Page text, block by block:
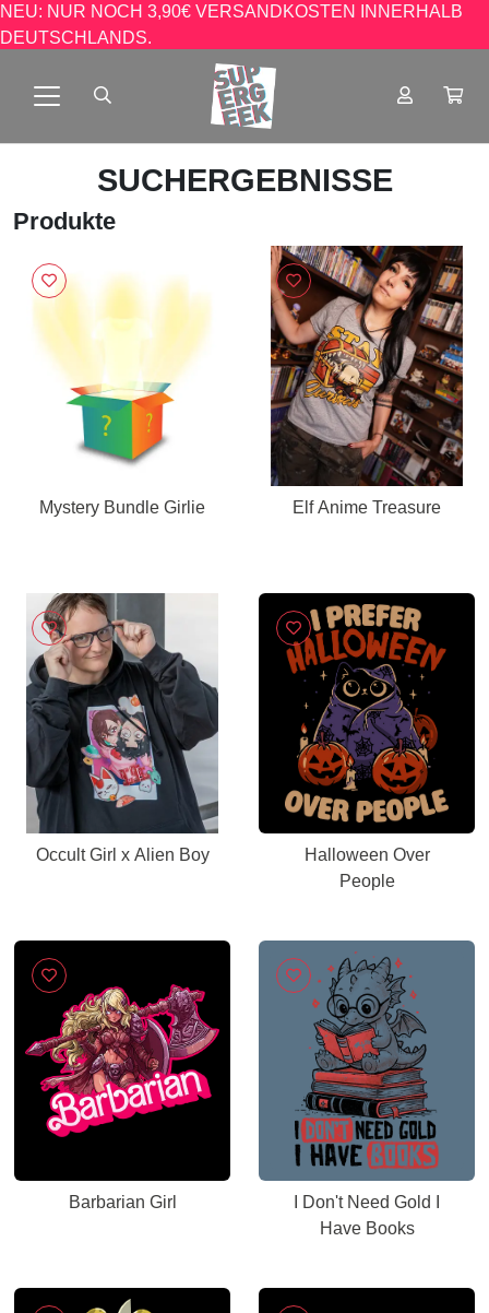
NEU: NUR NOCH 3,90€ VERSANDKOSTEN INNERHALB
DEUTSCHLANDS.
SUCHERGEBNISSE
Produkte
Mystery Bundle Girlie Elf Anime Treasure
Occult Girl x Alien Boy
Halloween Over
People
Barbarian Girl
I Don't Need Gold I
Have Books